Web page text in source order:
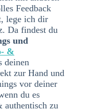
Feedback
lege ich dir
Da findest du
und
&
deinen
zur Hand und
vor deiner
du es
authentisch zu